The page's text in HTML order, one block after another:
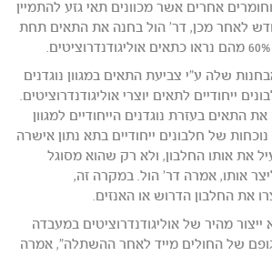
וחומרים אחרים אשר מכוונים תאי גזע להתמיין
חודש לאחר מכן, דר' הול בחנה את התאים תחת
שלה ע"י צביעת התאים במגוון נוגדנים
ייחודיים לתאים יוצרי אוליגודנדרוציטים.
התאים בעזרת נוגדנים הייחודיים למגוון
של חלבונים ייחודיים בתא נתון אישרה
את אותו החלבון, ולא רק שהוא מסוגל
אותו, אמרה דר' הול. במקרה זה,
את החלבון הדרוש או האנזים.
מהיר של אוליגודנדרוציטים במעבדה
של החולים מייד לאחר ההשתלה", אמרה